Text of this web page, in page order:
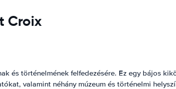
Croix
és történelmének felfedezésére. Ez egy bájos
valamint néhány múzeum és történelmi